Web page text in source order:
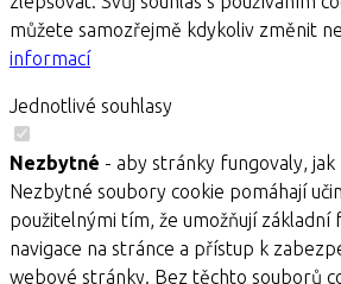
můžete samozřejmě kdykoliv změnit
informací
Jednotlivé souhlasy
Nezbytné - aby stránky fungovaly, jak
Nezbytné soubory cookie pomáhají
použitelnými tím, že umožňují základní
navigace na stránce a přístup k
webové stránky. Bez těchto souborů